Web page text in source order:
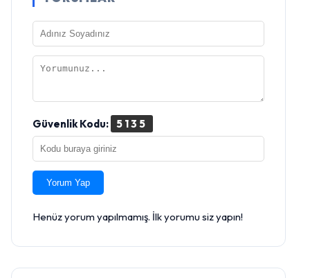
Güvenlik Kodu: 5135
Yorum Yap
Henüz yorum yapılmamış. İlk yorumu siz yapın!